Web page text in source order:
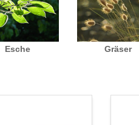
Esche Gräser